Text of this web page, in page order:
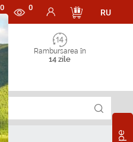
0 0
RU
Rambursarea în
14 zile